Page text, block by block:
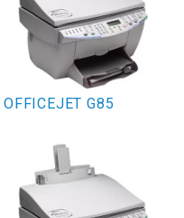
OFFICEJET G85